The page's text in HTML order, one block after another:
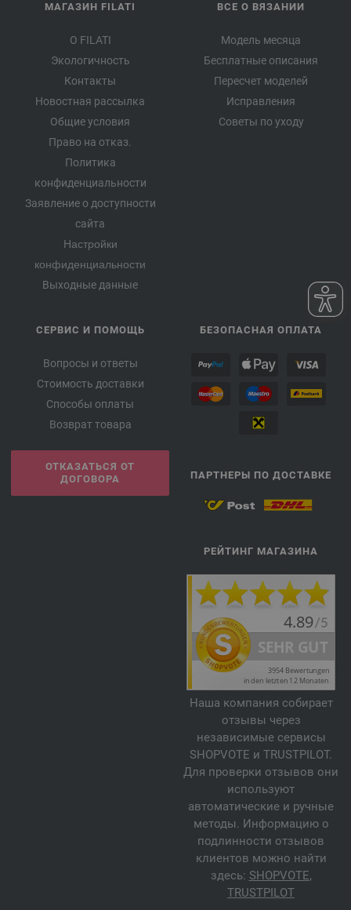
МАГАЗИН FILATI
О FILATI
Экологичность
Контакты
Новостная рассылка
Общие условия
Право на отказ.
Политика
конфиденциальности
Заявление о доступности
сайта
Настройки
конфиденциальности
Выходные данные
ВСЕ О ВЯЗАНИИ
Модель месяца
Бесплатные описания
Пересчет моделей
Исправления
Советы по уходу
СЕРВИС И ПОМОЩЬ
Вопросы и ответы
Стоимость доставки
Способы оплаты
Возврат товара
ОТКАЗАТЬСЯ ОТ
ДОГОВОРА
БЕЗОПАСНАЯ ОПЛАТА
ПАРТНЕРЫ ПО ДОСТАВКЕ
РЕЙТИНГ МАГАЗИНА
Наша компания собирает
отзывы через
независимые сервисы
SHOPVOTE и TRUSTPILOT.
Для проверки отзывов они
используют
автоматические и ручные
методы. Информацию о
подлинности отзывов
клиентов можно найти
здесь: SHOPVOTE,
TRUSTPILOT